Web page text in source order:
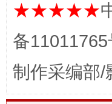
习近平的博
★★★★★
备
制作采编部/